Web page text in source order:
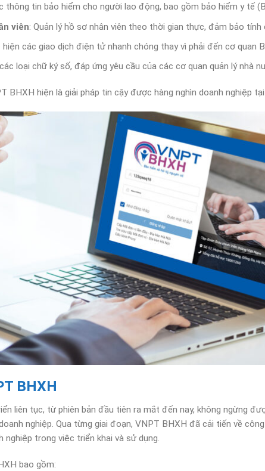
thông tin bảo hiểm cho người lao động, bao gồm bảo hiểm y tế
viên: Quản lý hồ sơ nhân viên theo thời gian thực, đảm bảo tính
hiện các giao dịch điện tử nhanh chóng thay vì phải đến cơ quan
loại chữ ký số, đáp ứng yêu cầu của các cơ quan quản lý nhà
BHXH hiện là giải pháp tin cậy được hàng nghìn doanh nghiệp
BHXH
liên tục, từ phiên bản đầu tiên ra mắt đến nay, không ngừng
nghiệp. Qua từng giai đoạn, VNPT BHXH đã cải tiến về
trong việc triển khai và sử dụng.
bao gồm: